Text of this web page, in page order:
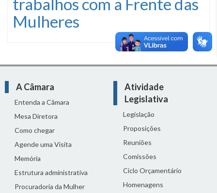
trabalhos com a Frente das
Mulheres
A Câmara
Entenda a Câmara
Mesa Diretora
Como chegar
Agende uma Visita
Memória
Estrutura administrativa
Procuradoria da Mulher
Atividade
Legislativa
Legislação
Proposições
Reuniões
Comissões
Ciclo Orçamentário
Homenagens